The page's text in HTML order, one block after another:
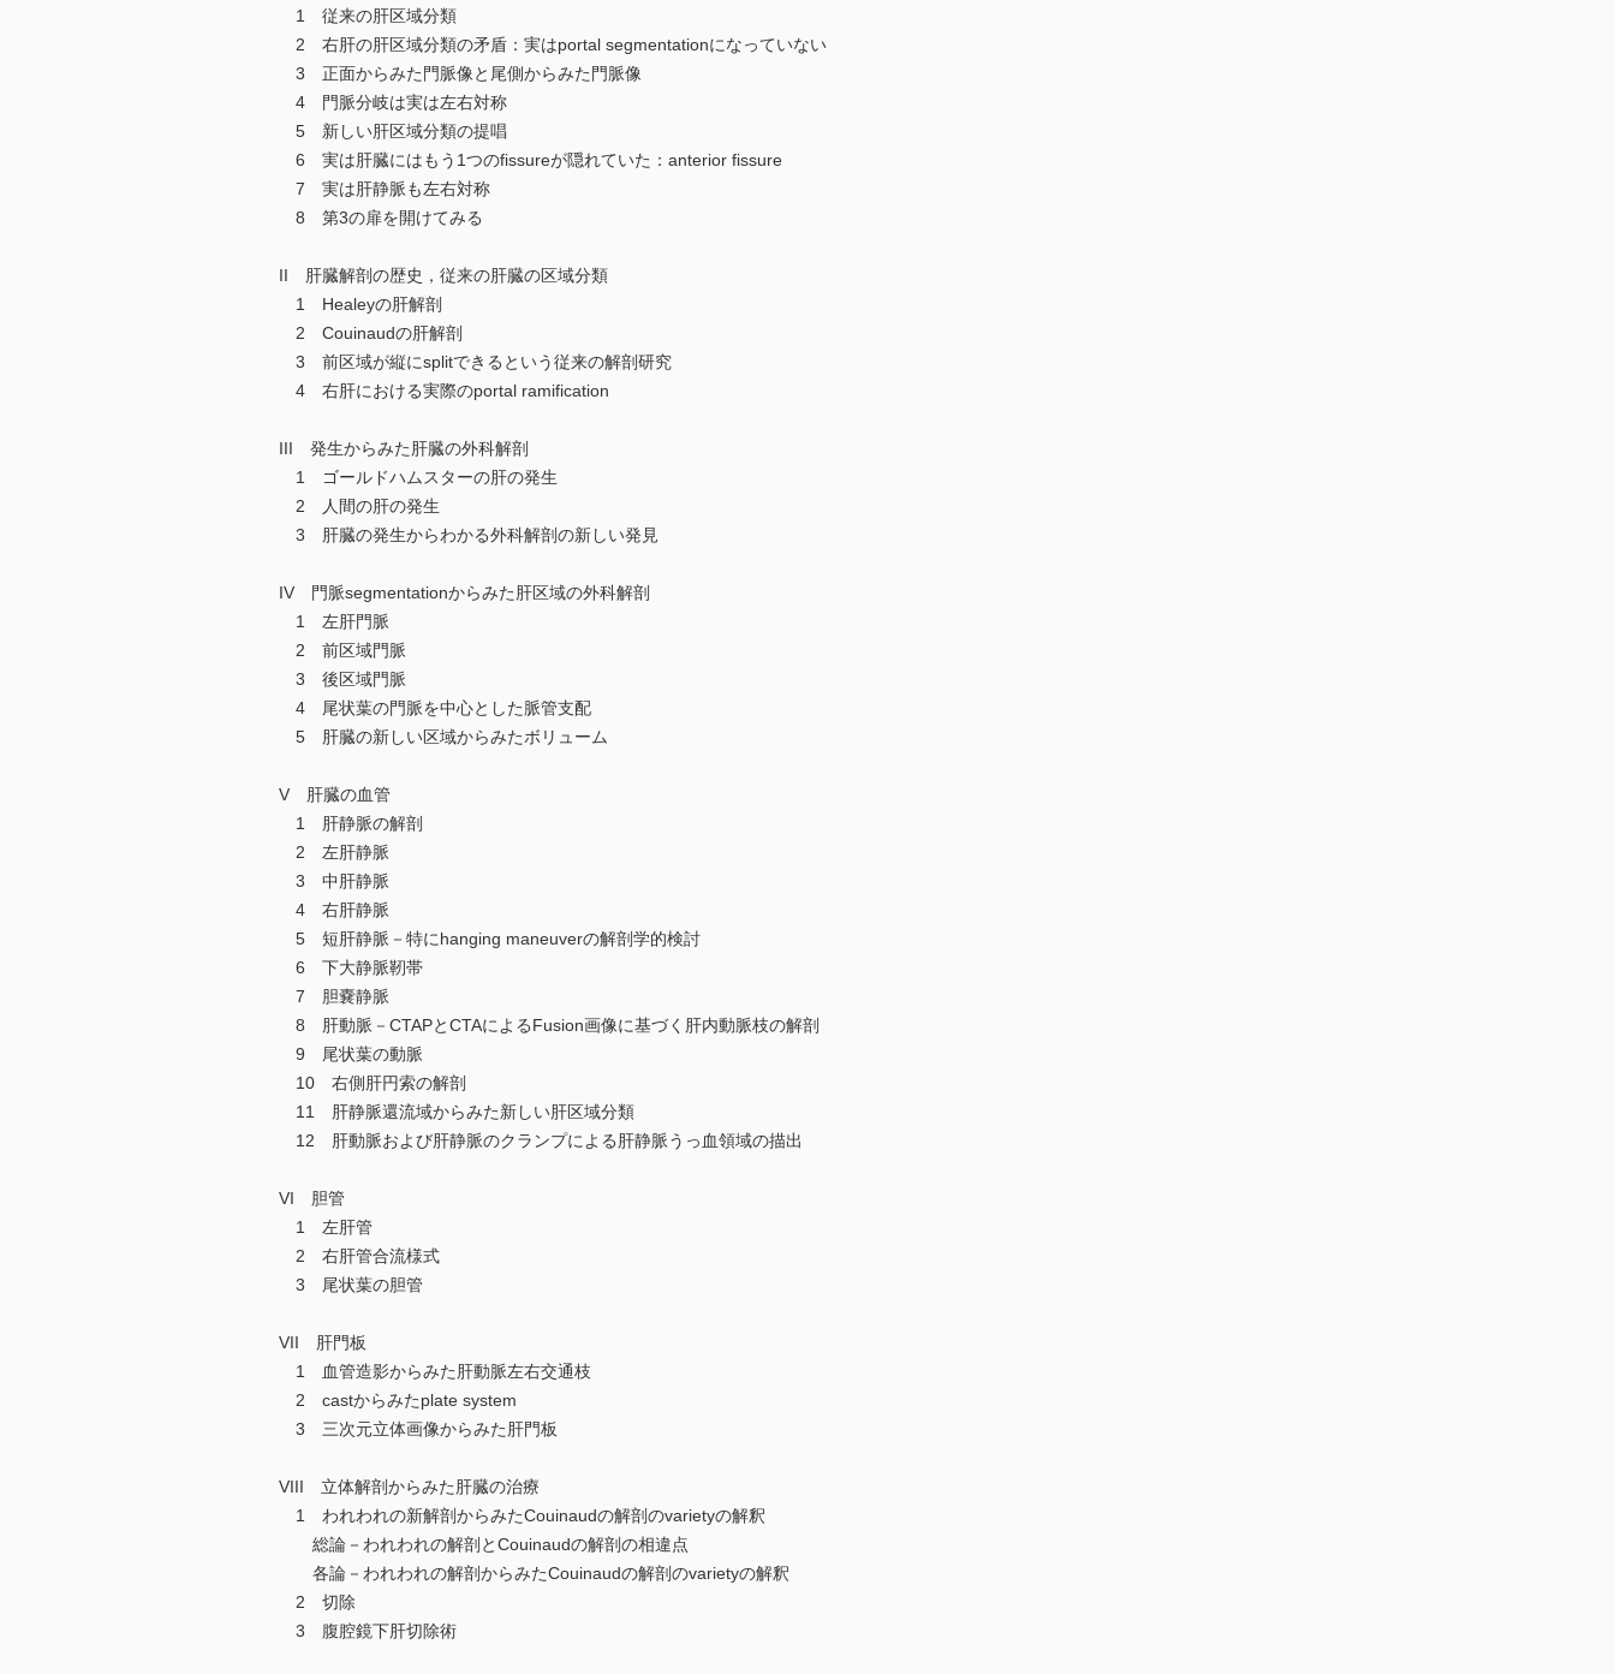
1 従来の肝区域分類
2 右肝の肝区域分類の矛盾：実はportal segmentationになっていない
3 正面からみた門脈像と尾側からみた門脈像
4 門脈分岐は実は左右対称
5 新しい肝区域分類の提唱
6 実は肝臓にはもう1つのfissureが隠れていた：anterior fissure
7 実は肝静脈も左右対称
8 第3の扉を開けてみる
II 肝臓解剖の歴史，従来の肝臓の区域分類
1 Healeyの肝解剖
2 Couinaudの肝解剖
3 前区域が縦にsplitできるという従来の解剖研究
4 右肝における実際のportal ramification
III 発生からみた肝臓の外科解剖
1 ゴールドハムスターの肝の発生
2 人間の肝の発生
3 肝臓の発生からわかる外科解剖の新しい発見
IV 門脈segmentationからみた肝区域の外科解剖
1 左肝門脈
2 前区域門脈
3 後区域門脈
4 尾状葉の門脈を中心とした脈管支配
5 肝臓の新しい区域からみたボリューム
V 肝臓の血管
1 肝静脈の解剖
2 左肝静脈
3 中肝静脈
4 右肝静脈
5 短肝静脈－特にhanging maneuverの解剖学的検討
6 下大静脈靭帯
7 胆嚢静脈
8 肝動脈－CTAPとCTAによるFusion画像に基づく肝内動脈枝の解剖
9 尾状葉の動脈
10 右側肝円索の解剖
11 肝静脈還流域からみた新しい肝区域分類
12 肝動脈および肝静脈のクランプによる肝静脈うっ血領域の描出
VI 胆管
1 左肝管
2 右肝管合流様式
3 尾状葉の胆管
VII 肝門板
1 血管造影からみた肝動脈左右交通枝
2 castからみたplate system
3 三次元立体画像からみた肝門板
VIII 立体解剖からみた肝臓の治療
1 われわれの新解剖からみたCouinaudの解剖のvarietyの解釈
総論－われわれの解剖とCouinaudの解剖の相違点
各論－われわれの解剖からみたCouinaudの解剖のvarietyの解釈
2 切除
3 腹腔鏡下肝切除術